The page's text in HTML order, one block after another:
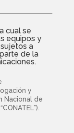
cual se
equipos y
a
de la
y
Nacional de